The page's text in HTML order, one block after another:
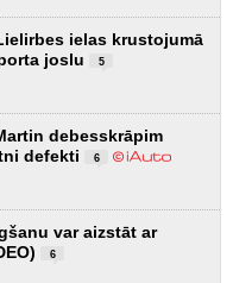
ielas krustojumā
joslu
5
debesskrāpim
defekti
6
var aizstāt ar
6